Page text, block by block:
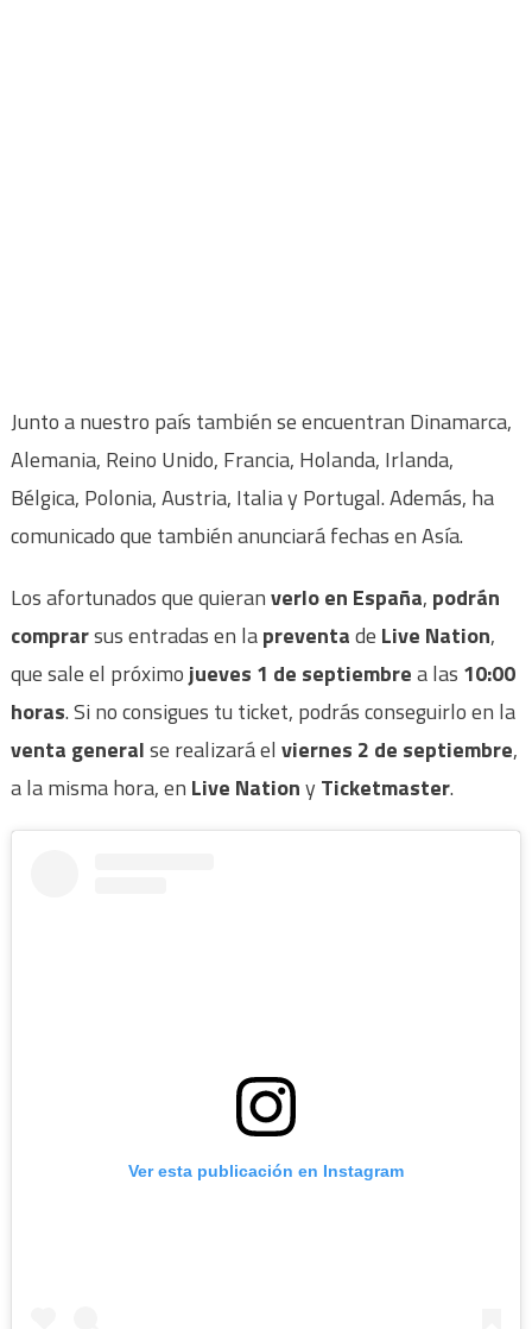
Junto a nuestro país también se encuentran Dinamarca,
Alemania, Reino Unido, Francia, Holanda, Irlanda,
Bélgica, Polonia, Austria, Italia y Portugal. Además, ha
comunicado que también anunciará fechas en Asía.
Los afortunados que quieranverlo en España, podrán
comprarsus entradas en lapreventade Live Nation,
que sale el próximojueves 1 de septiembrea las 10:00
horas. Si no consigues tu ticket, podrás conseguirlo en la
venta generalse realizará el viernes 2 de septiembre,
a la misma hora, en Live Nationy Ticketmaster.
Ver esta publicación en Instagram